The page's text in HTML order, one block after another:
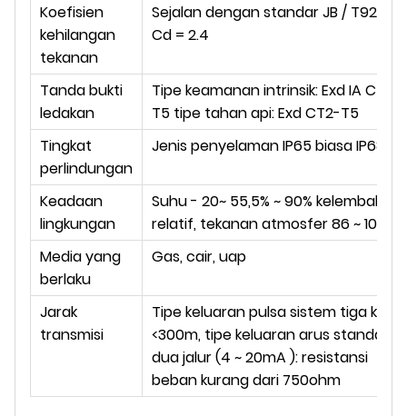
Koefisien
kehilangan
tekanan
Sejalan dengan standar JB / T9249
Cd = 2.4
Tanda bukti
ledakan
Tipe keamanan intrinsik: Exd IA CT2-
T5 tipe tahan api: Exd CT2-T5
Tingkat
perlindungan
Jenis penyelaman IP65 biasa IP68
Keadaan
lingkungan
Suhu - 20~ 55,5% ~ 90% kelembaban
relatif, tekanan atmosfer 86 ~
Media yang
berlaku
Gas, cair, uap
Jarak
transmisi
Tipe keluaran pulsa sistem tiga
<300m, tipe keluaran arus standar
dua jalur (4 ~ 20mA ): resistansi
beban kurang dari 750ohm